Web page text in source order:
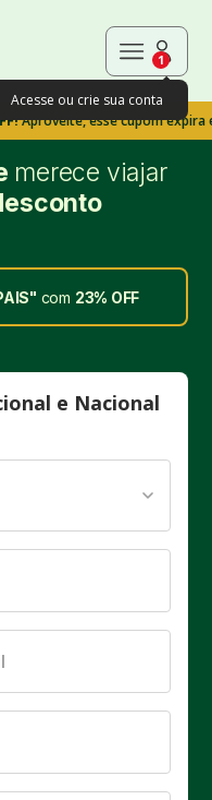
1
Acesse ou crie sua conta
esse cupom expira em
merece viajar
" com 23% OFF
e Nacional